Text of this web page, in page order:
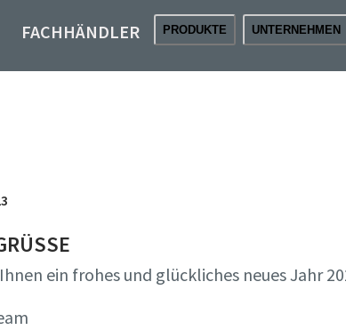
FACHHÄNDLER PRODUKTE UNTERNEHMEN
ein frohes und glückliches neues Jahr